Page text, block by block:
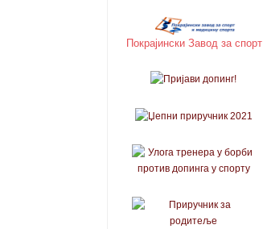
Покрајински Завод за спорт